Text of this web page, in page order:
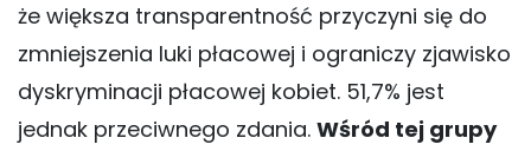
że większa transparentność przyczyni się do
zmniejszenia luki płacowej i ograniczy zjawisko
dyskryminacji płacowej kobiet. 51,7% jest
jednak przeciwnego zdania. Wśród tej grupy